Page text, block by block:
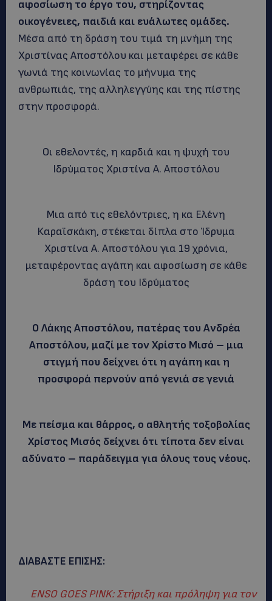
αφοσίωση το έργο του, στηρίζοντας
οικογένειες, παιδιά και ευάλωτες ομάδες.
Μέσα από τη δράση του τιμά τη μνήμη της
Χριστίνας Αποστόλου και μεταφέρει σε κάθε
γωνιά της κοινωνίας το μήνυμα της
ανθρωπιάς, της αλληλεγγύης και της πίστης
στην προσφορά.
Οι εθελοντές, η καρδιά και η ψυχή του
Ιδρύματος Χριστίνα Α. Αποστόλου
Μια από τις εθελόντριες, η κα Ελένη
Καραϊσκάκη, στέκεται δίπλα στο Ίδρυμα
Χριστίνα Α. Αποστόλου για 19 χρόνια,
μεταφέροντας αγάπη και αφοσίωση σε κάθε
δράση του Ιδρύματος
Ο Λάκης Αποστόλου, πατέρας του Ανδρέα
Αποστόλου, μαζί με τον Χρίστο Μισό – μια
στιγμή που δείχνει ότι η αγάπη και η
προσφορά περνούν από γενιά σε γενιά
Με πείσμα και θάρρος, ο αθλητής τοξοβολίας
Χρίστος Μισός δείχνει ότι τίποτα δεν είναι
αδύνατο – παράδειγμα για όλους τους νέους.
ΔΙΑΒΑΣΤΕ ΕΠΙΣΗΣ:
ENSO GOES PINK: Στήριξη και πρόληψη για τον